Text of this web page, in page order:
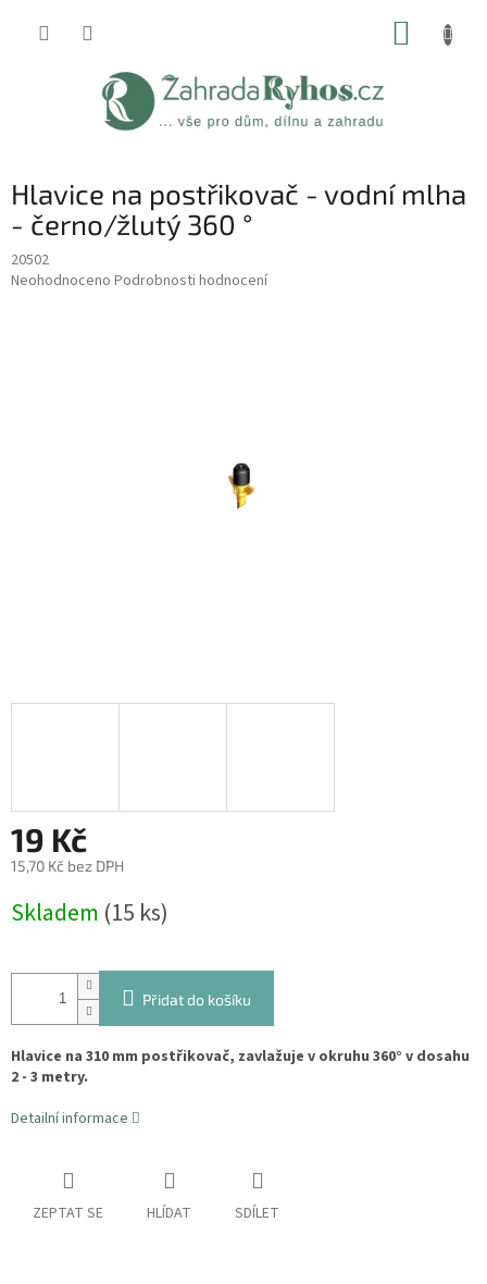
Hlavice na postřikovač - vodní mlha
- černo/žlutý 360 °
20502
Průměrné
Neohodnoceno Podrobnosti hodnocení
19 Kč
15,70 Kč bez DPH
cena:
Skladem (15 ks)
Přidat do košíku
Hlavice na 310 mm postřikovač, zavlažuje v okruhu 360° v dosahu
2 - 3 metry.
Detailní informace
ZEPTAT SE HLÍDAT SDÍLET